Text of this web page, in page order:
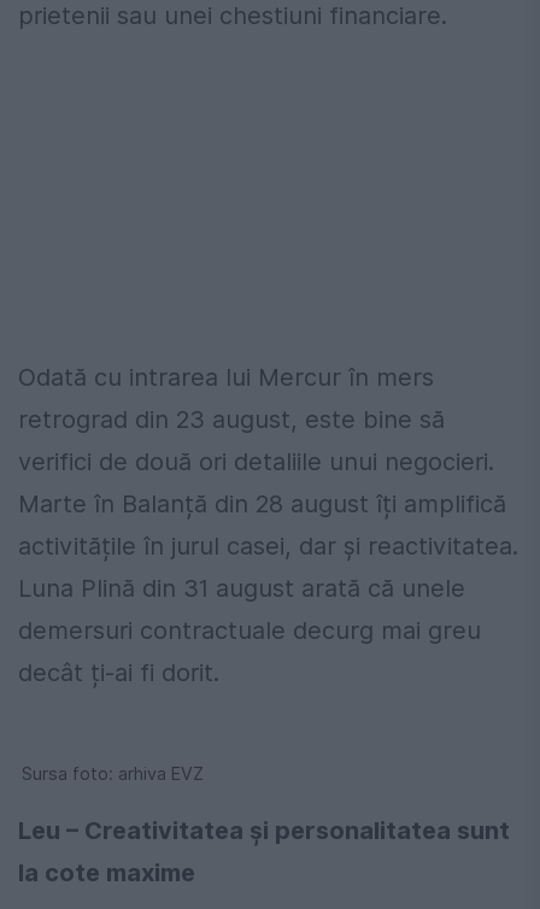
prietenii sau unei chestiuni financiare.
Odată cu intrarea lui Mercur în mers
retrograd din 23 august, este bine să
verifici de două ori detaliile unui negocieri.
Marte în Balanță din 28 august îți amplifică
activitățile în jurul casei, dar și reactivitatea.
Luna Plină din 31 august arată că unele
demersuri contractuale decurg mai greu
decât ți-ai fi dorit.
Sursa foto: arhiva EVZ
Leu – Creativitatea și personalitatea sunt
la cote maxime